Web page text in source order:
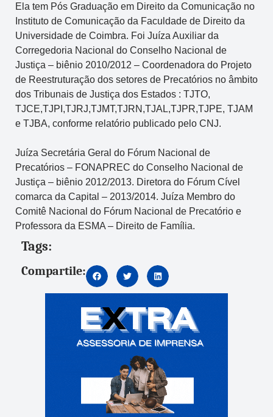
Ela tem Pós Graduação em Direito da Comunicação no
Instituto de Comunicação da Faculdade de Direito da
Universidade de Coimbra. Foi Juíza Auxiliar da
Corregedoria Nacional do Conselho Nacional de
Justiça – biênio 2010/2012 – Coordenadora do Projeto
de Reestruturação dos setores de Precatórios no âmbito
dos Tribunais de Justiça dos Estados : TJTO,
TJCE,TJPI,TJRJ,TJMT,TJRN,TJAL,TJPR,TJPE, TJAM
e TJBA, conforme relatório publicado pelo CNJ.
Juíza Secretária Geral do Fórum Nacional de
Precatórios – FONAPREC do Conselho Nacional de
Justiça – biênio 2012/2013. Diretora do Fórum Cível
comarca da Capital – 2013/2014. Juíza Membro do
Comitê Nacional do Fórum Nacional de Precatório e
Professora da ESMA – Direito de Família.
Tags:
Compartile: